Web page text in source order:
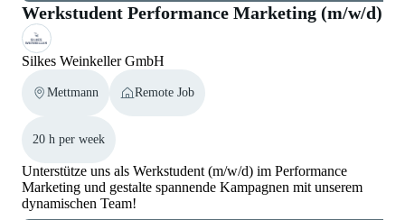
Werkstudent Performance Marketing (m/w/d)
Silkes Weinkeller GmbH
Mettmann Remote Job
20 h per week
Unterstütze uns als Werkstudent (m/w/d) im Performance
Marketing und gestalte spannende Kampagnen mit unserem
dynamischen Team!